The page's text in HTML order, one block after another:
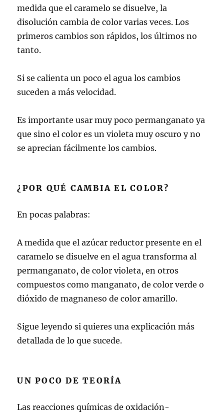
medida que el caramelo se disuelve, la
disolución cambia de color varias veces. Los
primeros cambios son rápidos, los últimos no
tanto.
Si se calienta un poco el agua los cambios
suceden a más velocidad.
Es importante usar muy poco permanganato ya
que sino el color es un violeta muy oscuro y no
se aprecian fácilmente los cambios.
¿POR QUÉ CAMBIA EL COLOR?
En pocas palabras:
A medida que el azúcar reductor presente en el
caramelo se disuelve en el agua transforma al
permanganato, de color violeta, en otros
compuestos como manganato, de color verde o
dióxido de magnaneso de color amarillo.
Sigue leyendo si quieres una explicación más
detallada de lo que sucede.
UN POCO DE TEORÍA
Las reacciones químicas de oxidación-